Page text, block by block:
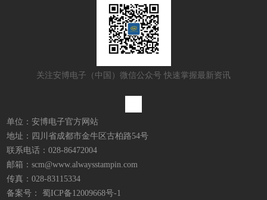
关注安博电子（中国）微信公众号 快速掌握最新资讯
单位：安博电子官方网站
地址：四川省成都市金牛区古柏路54号
联系电话：028-86472004
邮箱：scm@www.alwaysstampin.com
传真：028-83115334
备案号：
蜀ICP备12009668号-1